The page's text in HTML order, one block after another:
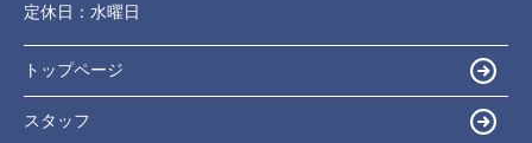
定休日： 水曜日
トップページ
スタッフ